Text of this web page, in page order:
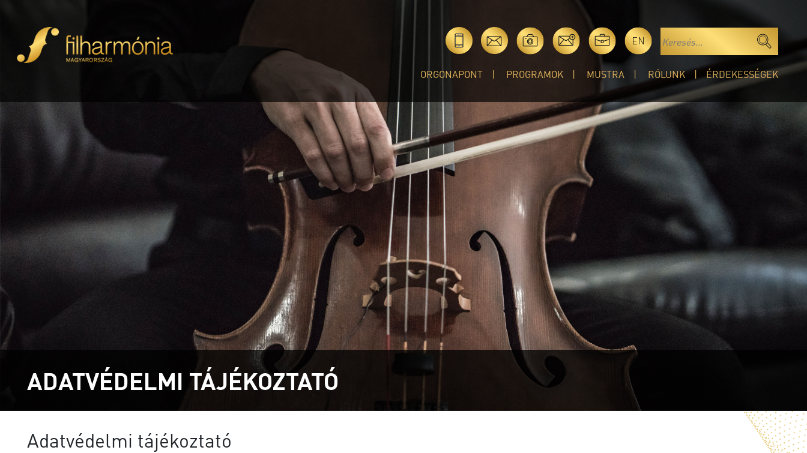
EN
ORGONAPONT PROGRAMOK MUSTRA RÓLUNK ÉRDEKESSÉGEK
ADATVÉDELMI TÁJÉKOZTATÓ
Adatvédelmi tájékoztató